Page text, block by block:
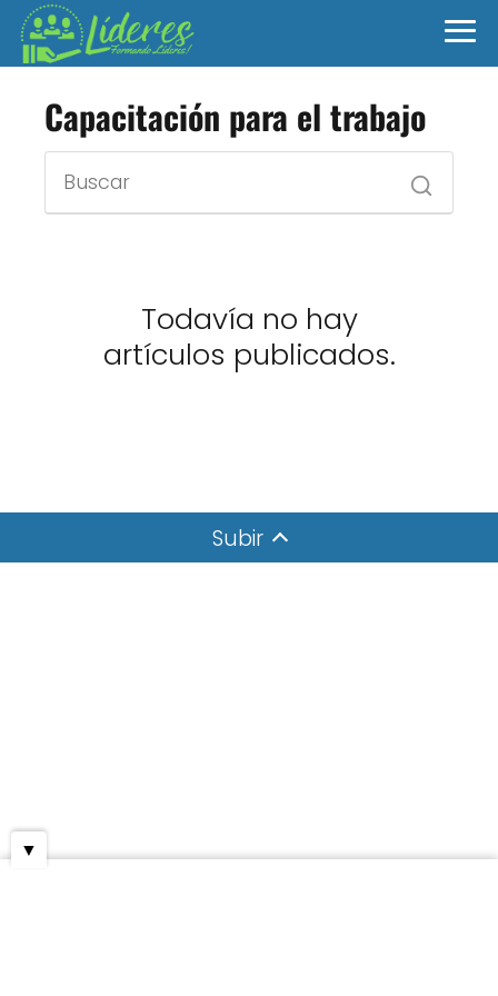
Capacitación para el trabajo
Todavía no hay
artículos publicados.
Subir
▼